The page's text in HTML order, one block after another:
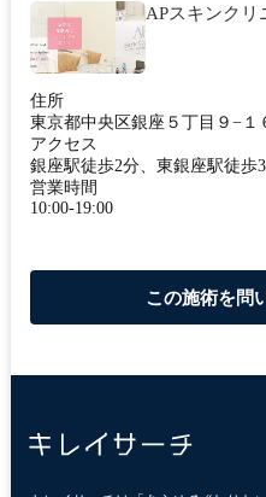
APスキンクリ
住所
東京都中央区銀座５丁目９−１
アクセス
銀座駅徒歩2分、東銀座駅徒歩
営業時間
10:00-19:00
この施術を問